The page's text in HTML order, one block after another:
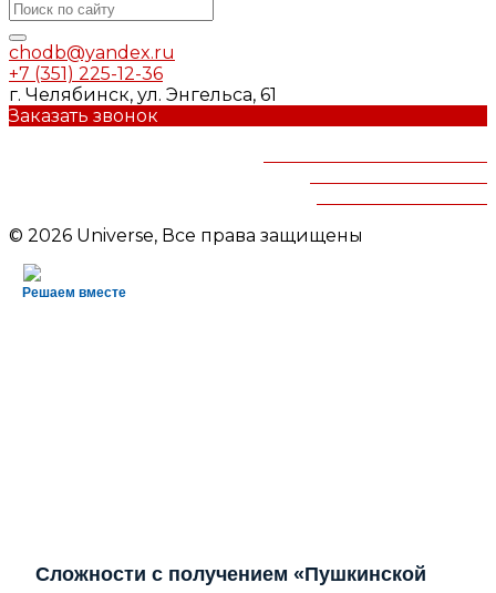
chodb@yandex.ru
+7 (351) 225-12-36
г. Челябинск, ул. Энгельса, 61
Заказать звонок
© 2026 Universe, Все права защищены
Решаем вместе
Сложности с получением «Пушкинской